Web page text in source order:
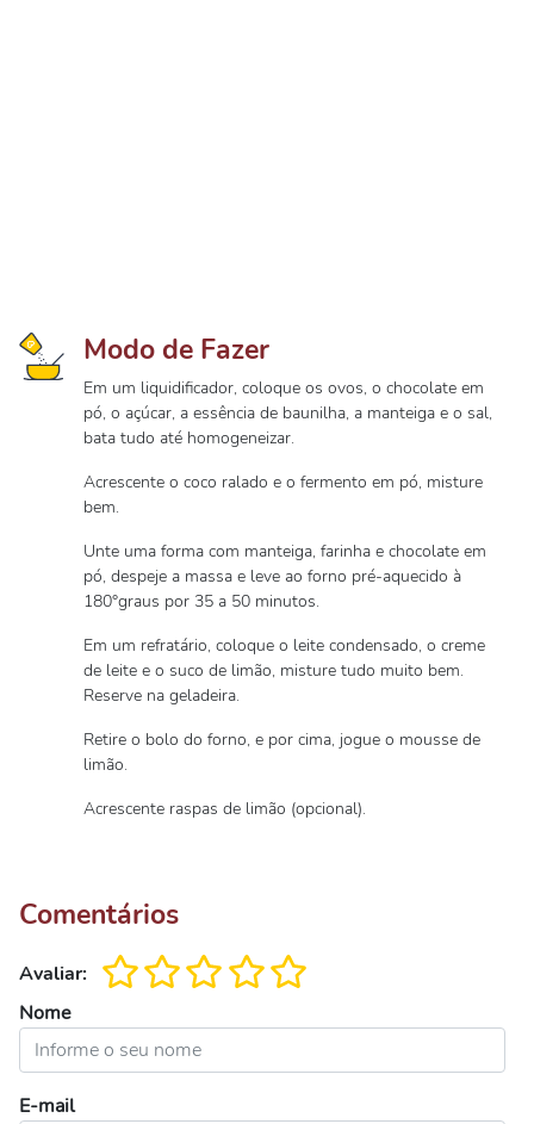
Modo de Fazer
Em um liquidificador, coloque os ovos, o chocolate em
pó, o açúcar, a essência de baunilha, a manteiga e o sal,
bata tudo até homogeneizar.
Acrescente o coco ralado e o fermento em pó, misture
bem.
Unte uma forma com manteiga, farinha e chocolate em
pó, despeje a massa e leve ao forno pré-aquecido à
180°graus por 35 a 50 minutos.
Em um refratário, coloque o leite condensado, o creme
de leite e o suco de limão, misture tudo muito bem.
Reserve na geladeira.
Retire o bolo do forno, e por cima, jogue o mousse de
limão.
Acrescente raspas de limão (opcional).
Comentários
Avaliar:
Nome
E-mail